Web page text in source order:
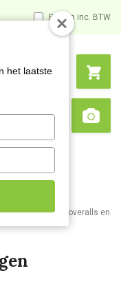
Prijzen inc. BTW
Search
Werkoveralls en
het laatste